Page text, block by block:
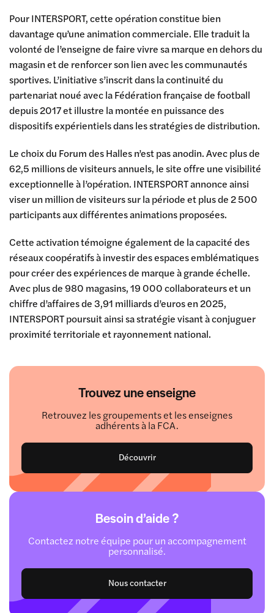
Trouvez une enseigne
Retrouvez les groupements et les enseignes
adhérents à la FCA.
Découvrir
Besoin d’aide ?
Contactez notre équipe pour un accompagnement
personnalisé.
Nous contacter
Pour INTERSPORT, cette opération constitue bien
davantage qu’une animation commerciale. Elle traduit la
volonté de l’enseigne de faire vivre sa marque en dehors du
magasin et de renforcer son lien avec les communautés
sportives. L’initiative s’inscrit dans la continuité du
partenariat noué avec la Fédération française de football
depuis 2017 et illustre la montée en puissance des
dispositifs expérientiels dans les stratégies de distribution.
Le choix du Forum des Halles n’est pas anodin. Avec plus de
62,5 millions de visiteurs annuels, le site offre une visibilité
exceptionnelle à l’opération. INTERSPORT annonce ainsi
viser un million de visiteurs sur la période et plus de 2 500
participants aux différentes animations proposées.
Cette activation témoigne également de la capacité des
réseaux coopératifs à investir des espaces emblématiques
pour créer des expériences de marque à grande échelle.
Avec plus de 980 magasins, 19 000 collaborateurs et un
chiffre d’affaires de 3,91 milliards d’euros en 2025,
INTERSPORT poursuit ainsi sa stratégie visant à conjuguer
proximité territoriale et rayonnement national.